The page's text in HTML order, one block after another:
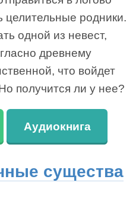
целительные родники.
одной из невест,
древнему
что войдет
получится ли у нее?
Аудиокнига
существа